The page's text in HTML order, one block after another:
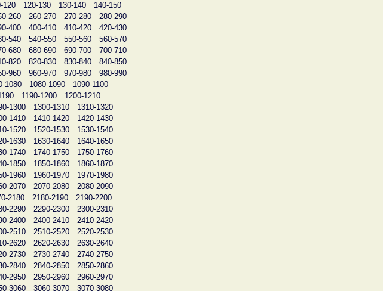
120 120-130 130-140
140-150
260 260-270 270-280
280-290
400 400-410 410-420
420-430
540 540-550 550-560
560-570
680 680-690 690-700
700-710
820 820-830 830-840
840-850
960 960-970 970-980
980-990
1080 1080-1090
1090-1100
1190-1200
1200-1210
1300 1300-1310
1310-1320
1410 1410-1420
1420-1430
1520 1520-1530
1530-1540
1630 1630-1640
1640-1650
1740 1740-1750
1750-1760
1850 1850-1860
1860-1870
1960 1960-1970
1970-1980
2070 2070-2080
2080-2090
2180 2180-2190
2190-2200
2290 2290-2300
2300-2310
2400 2400-2410
2410-2420
2510 2510-2520
2520-2530
2620 2620-2630
2630-2640
2730 2730-2740
2740-2750
2840 2840-2850
2850-2860
2950 2950-2960
2960-2970
3060 3060-3070
3070-3080